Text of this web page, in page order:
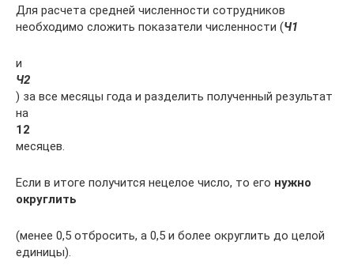
Для расчета средней численности сотрудников
необходимо сложить показатели численности (Ч1
и
Ч2
) за все месяцы года и разделить полученный результат
на
12
месяцев.
Если в итоге получится нецелое число, то его нужно
округлить
(менее 0,5 отбросить, а 0,5 и более округлить до целой
единицы).